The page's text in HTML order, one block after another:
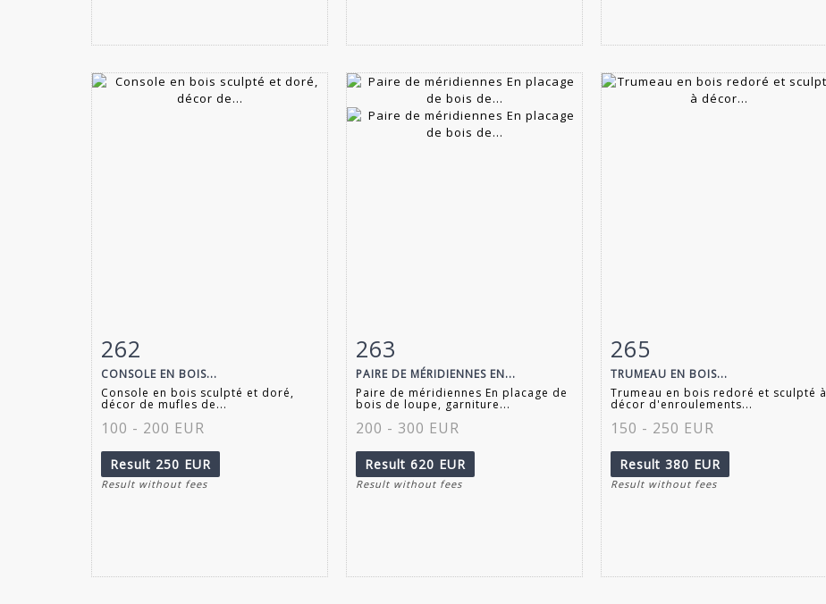
Item detail
262
CONSOLE EN BOIS...
Console en bois sculpté et doré,
décor de mufles de...
100 - 200 EUR
Result 250 EUR
Result without fees
Item detail
263
PAIRE DE MÉRIDIENNES EN...
Paire de méridiennes En placage de
bois de loupe, garniture...
200 - 300 EUR
Result 620 EUR
Result without fees
Item detail
265
TRUMEAU EN BOIS...
Trumeau en bois redoré et sculpté à
décor d'enroulements...
150 - 250 EUR
Result 380 EUR
Result without fees